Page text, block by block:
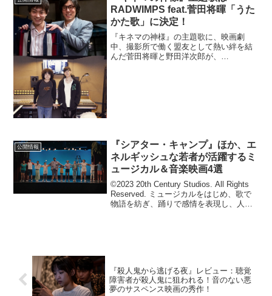
『ス...
RADWIMPS feat.菅田将暉「うた
かた歌」に決定！
『キネマの神様』の主題歌に、映画劇
中、撮影所で働く盟友として熱い絆を結
んだ菅田将暉と野田洋次郎が、
公開情報
『シアター・キャンプ』ほか、エ
ネルギッシュな若者が活躍するミ
ュージカル＆音楽映画4選
©2023 20th Century Studios. All Rights
Reserved. ミュージカルをはじめ、歌で
物語を紡ぎ、踊りで感情を表現し、人々
『殺人鬼から逃げる夜』レビュー：聴覚
障害者が殺人鬼に狙われる！音のない悪
夢のサスペンス映画の秀作！